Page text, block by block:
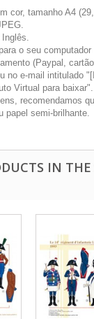
cor, tamanho A4
Inglês.
o seu
(Paypal,
no e-mail intitulado
Virtual para baixar".
recomendamos
papel semi-brilhante.
IN THE